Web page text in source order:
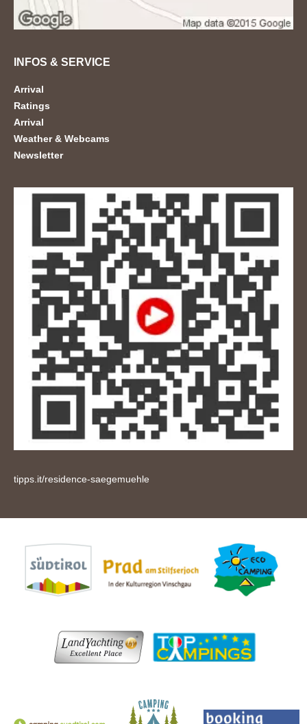
INFOS & SERVICE
Arrival
Ratings
Arrival
Weather & Webcams
Newsletter
tipps.it/residence-saegemuehle